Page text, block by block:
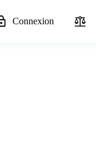
Connexion